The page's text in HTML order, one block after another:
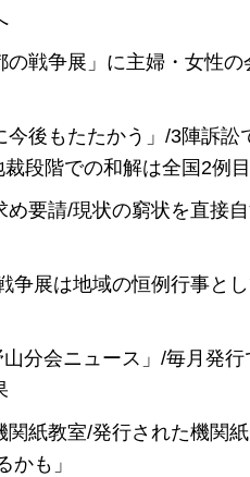
の戦争展」に主婦・女性の
今後もたたかう」/3陣訴訟
段階での和解は全国2例目
め要請/現状の窮状を直接
争展は地域の恒例行事と
分会ニュース」/毎月発行
関紙教室/発行された機関
かも」